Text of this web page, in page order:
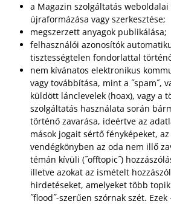
a Magazin szolgáltatás
újraformázása vagy szerkesztése;
megszerzett anyagok publikálása;
felhasználói azonosítók
tisztességtelen fondorlattal
nem kívánatos elektronikus
vagy továbbítása, mint a ˝spam˝,
küldött lánclevelek (hoax), vagy a
szolgáltatás használata során
történő zavarása, ideértve az
mások jogait sértő fényképeket,
vendégkönyben az oda nem illő
témán kívüli (˝offtopic˝)
illetve azokat az ismételt
hirdetéseket, amelyeket több
˝flood˝-szerűen szórnak szét. Ezek